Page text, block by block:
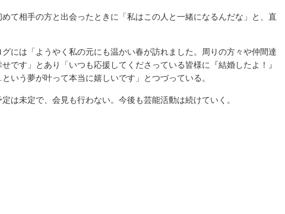
て相手の方と出会ったときに「私はこの人と一緒になるんだな」と、直
には「ようやく私の元にも温かい春が訪れました。周りの方々や仲間達
です」とあり「いつも応援してくださっている皆様に『結婚したよ！』
いう夢が叶って本当に嬉しいです」とつづっている。
は未定で、会見も行わない。今後も芸能活動は続けていく。